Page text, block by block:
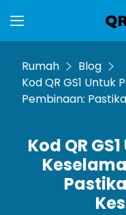
Rumah
Blog
Kod QR GS1
Pembinaan:
Kod QR